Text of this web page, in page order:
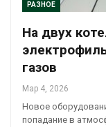
РАЗНОЕ
На двух
газов
Мар 4, 2026
Новое
попадание в